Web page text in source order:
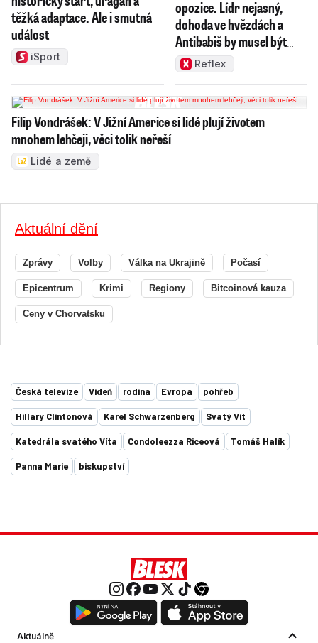
těžká adaptace. Ale i smutná
událost
iSport
opozice. Lídr nejasný,
dohoda ve hvězdách a
Antibabiš by musel být
jako Spider-Man
Reflex
Filip Vondrášek: V Jižní Americe si lidé plují životem
mnohem lehčeji, věci tolik neřeší
Lidé a země
Aktuální dění
Zprávy Volby Válka na Ukrajině Počasí
Epicentrum Krimi Regiony Bitcoinová kauza
Ceny v Chorvatsku
Česká televize Vídeň rodina Evropa pohřeb
Hillary Clintonová Karel Schwarzenberg Svatý Vít
Katedrála svatého Víta Condoleezza Riceová Tomáš Halík
Panna Marie biskupství
Aktuálně